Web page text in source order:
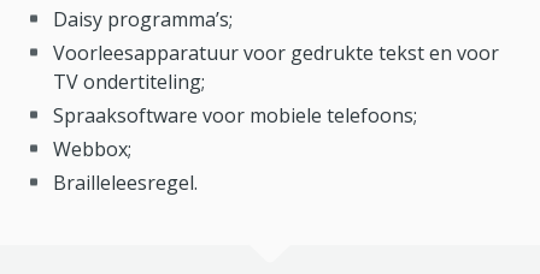
Daisy programma’s;
Voorleesapparatuur voor gedrukte tekst en voor
TV ondertiteling;
Spraaksoftware voor mobiele telefoons;
Webbox;
Brailleleesregel.